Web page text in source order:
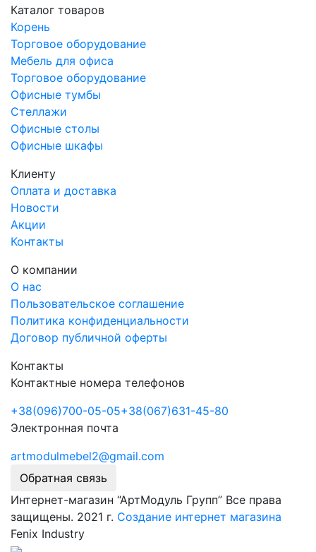
АртМодуль Групп
Назначение
Аптеки
Артикул
АШЛ-2
Каталог товаров
Корень
Торговое оборудование
Мебель для офиса
Торговое оборудование
Офисные тумбы
Стеллажи
Офисные столы
Офисные шкафы
Клиенту
Оплата и доставка
Новости
Акции
Контакты
О компании
О нас
Пользовательское соглашение
Политика конфиденциальности
Договор публичной оферты
Контакты
Контактные номера телефонов
+38(096)700-05-05+38(067)631-45-80
Электронная почта
artmodulmebel2@gmail.com
Обратная связь
Интернет-магазин “АртМодуль Групп” Все права
защищены. 2021 г. Создание интернет магазина
Fenix Industry